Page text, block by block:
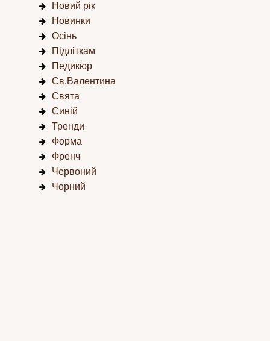
Новий рік
Новинки
Осінь
Підліткам
Педикюр
Св.Валентина
Свята
Синій
Тренди
Форма
Френч
Червоний
Чорний